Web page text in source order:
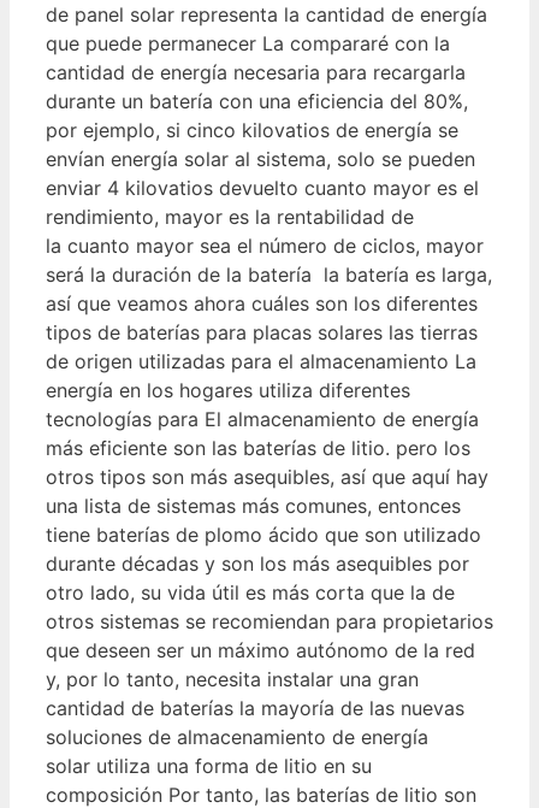
de panel solar representa la cantidad de energía
que puede permanecer La compararé con la
cantidad de energía necesaria para recargarla
durante un batería con una eficiencia del 80%,
por ejemplo, si cinco kilovatios de energía se
envían energía solar al sistema, solo se pueden
enviar 4 kilovatios devuelto cuanto mayor es el
rendimiento, mayor es la rentabilidad de
la cuanto mayor sea el número de ciclos, mayor
será la duración de la batería la batería es larga,
así que veamos ahora cuáles son los diferentes
tipos de baterías para placas solares las tierras
de origen utilizadas para el almacenamiento La
energía en los hogares utiliza diferentes
tecnologías para El almacenamiento de energía
más eficiente son las baterías de litio. pero los
otros tipos son más asequibles, así que aquí hay
una lista de sistemas más comunes, entonces
tiene baterías de plomo ácido que son utilizado
durante décadas y son los más asequibles por
otro lado, su vida útil es más corta que la de
otros sistemas se recomiendan para propietarios
que deseen ser un máximo autónomo de la red
y, por lo tanto, necesita instalar una gran
cantidad de baterías la mayoría de las nuevas
soluciones de almacenamiento de energía
solar utiliza una forma de litio en su
composición Por tanto, las baterías de litio son